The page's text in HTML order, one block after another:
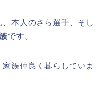
本人のさら選手、そし
です。
族仲良く暮らしていま